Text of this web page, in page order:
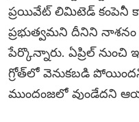
ప్రయివేట్‌ లిమిటెడ్‌ కంపెనీ
ప్రభుత్వమని దీనిని
పేర్కొన్నారు. ఏప్రిల్‌ నుంచి
గ్రోత్‌లో వెనుకబడి
ముందంజలో వుండేదని